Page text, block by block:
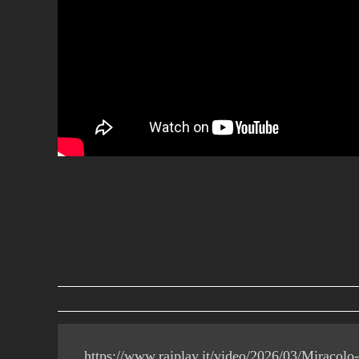
https://www.raiplay.it/video/2026/03/